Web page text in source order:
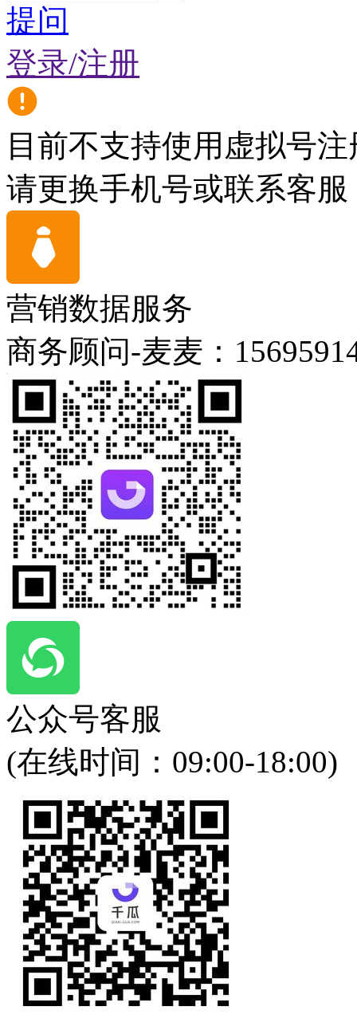
提问
登录/注册
目前不支持使用虚拟号注
请更换手机号或联系客服
营销数据服务
商务顾问-麦麦：
公众号客服
(在线时间： 09:00-18:00)